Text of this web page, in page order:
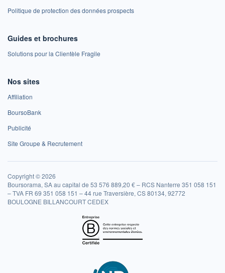
Politique de protection des données prospects
Guides et brochures
Solutions pour la Clientèle Fragile
Nos sites
Affiliation
BoursoBank
Publicité
Site Groupe & Recrutement
Copyright © 2026
Boursorama, SA au capital de 53 576 889,20 € – RCS Nanterre 351 058 151
– TVA FR 69 351 058 151 – 44 rue Traversière, CS 80134, 92772
BOULOGNE BILLANCOURT CEDEX